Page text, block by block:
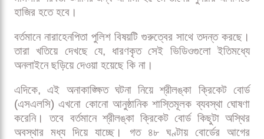
হাজির হতে হবে।
বর্তমানে নারাহেনপিতা পুলিশ বিষয়টি গুরুত্বের সাথে তদন্ত করছে।
তারা খতিয়ে দেখছে যে, ধারণকৃত সেই ভিডিওগুলো ইতিমধ্যে
অনলাইনে ছড়িয়ে দেওয়া হয়েছে কি না।
এদিকে, এই অনাকাঙ্ক্ষিত ঘটনা নিয়ে শ্রীলঙ্কা ক্রিকেট বোর্ড
(এসএলসি) এখনো কোনো আনুষ্ঠানিক শাস্তিমূলক ব্যবস্থা ঘোষণা
করেনি। তবে বর্তমানে শ্রীলঙ্কা ক্রিকেট বোর্ড কিছুটা অস্থির
অবস্থার মধ্য দিয়ে যাচ্ছে। গত ৪৮ ঘণ্টায় বোর্ডের আগের